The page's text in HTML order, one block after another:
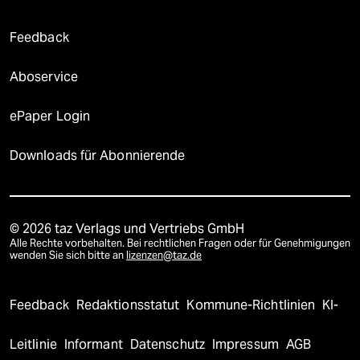
Feedback
Aboservice
ePaper Login
Downloads für Abonnierende
© 2026 taz Verlags und Vertriebs GmbH
Alle Rechte vorbehalten. Bei rechtlichen Fragen oder für Genehmigungen
wenden Sie sich bitte an lizenzen@taz.de
Feedback Redaktionsstatut Kommune-Richtlinien KI-
Leitlinie Informant Datenschutz Impressum AGB